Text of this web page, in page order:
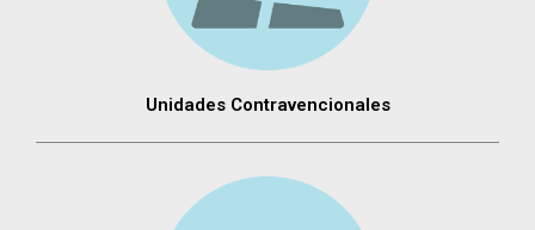
Unidades Contravencionales